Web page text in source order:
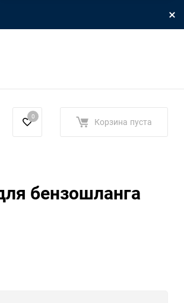
0 Корзина пуста
бензошланга